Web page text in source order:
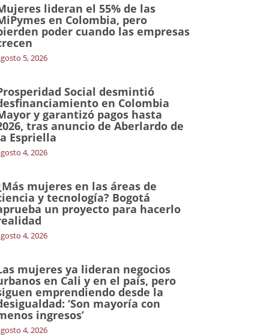
lideran el 55% de las
en Colombia, pero
poder cuando las empresas
5, 2026
Social desmintió
en Colombia
y garantizó pagos hasta
tras anuncio de Aberlardo de
Espriella
4, 2026
mujeres en las áreas de
y tecnología? Bogotá
un proyecto para hacerlo
4, 2026
mujeres ya lideran negocios
en Cali y en el país, pero
emprendiendo desde la
‘Son mayoría con
ingresos’
4, 2026